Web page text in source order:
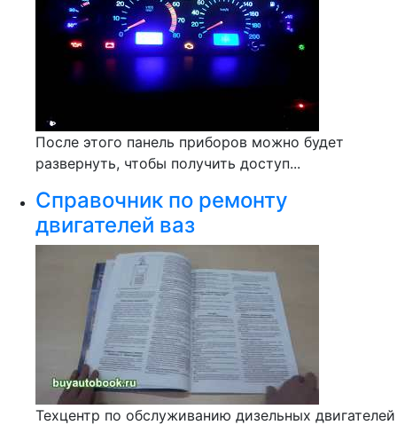
После этого панель приборов можно будет
развернуть, чтобы получить доступ...
Справочник по ремонту
двигателей ваз
Техцентр по обслуживанию дизельных двигателей